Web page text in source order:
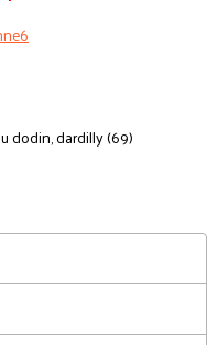
dodin, dardilly (69)